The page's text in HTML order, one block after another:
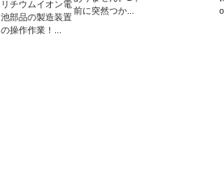
リチウムイオン電
池部品の製造装置
の操作作業！...
前に突然つか...